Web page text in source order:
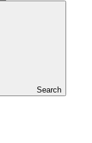
Search